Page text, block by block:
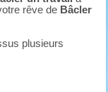
rêve de Bâcler
plusieurs